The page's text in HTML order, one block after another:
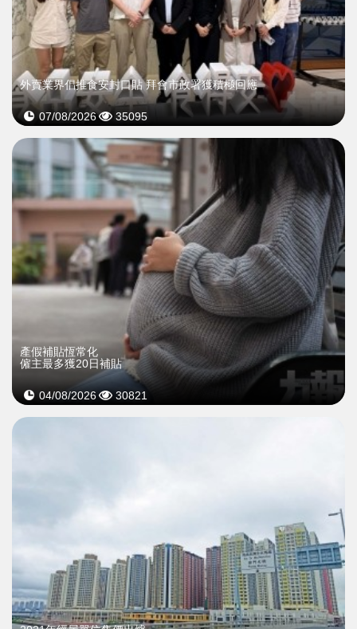
外賣業界倡推食安封口貼 拜會市政署獲積極回應
07/08/2026 35095
產假補貼恆常化
僱主最多獲20日補貼
04/08/2026 30821